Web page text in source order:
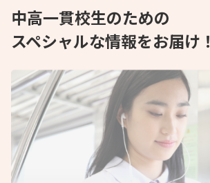
中高一貫校生のための
スペシャルな情報をお届け！